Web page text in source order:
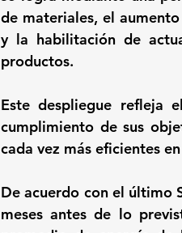
de materiales, el
y la habilitación de
productos.
Este despliegue refleja
cumplimiento de sus
cada vez más eficientes
De acuerdo con el último
meses antes de lo